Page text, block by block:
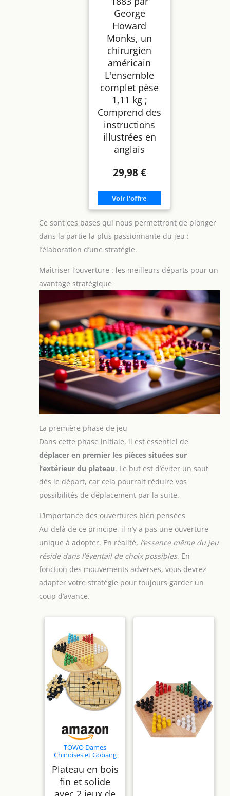
George
Howard
Monks, un
chirurgien
américain
L'ensemble
complet pèse
1,11 kg ;
Comprend des
instructions
illustrées en
anglais
29,98 €
Ce sont ces bases qui nous permettront de plonger
dans la partie la plus passionnante du jeu :
l’élaboration d’une stratégie.
Maîtriser l’ouverture : les meilleurs départs pour un
avantage stratégique
La première phase de jeu
Dans cette phase initiale, il est essentiel de
déplacer en premier les pièces situées sur
l’extérieur du plateau. Le but est d’éviter un saut
dès le départ, car cela pourrait réduire vos
possibilités de déplacement par la suite.
L’importance des ouvertures bien pensées
Au-delà de ce principe, il n’y a pas une ouverture
unique à adopter. En réalité, l’essence même du jeu
réside dans l’éventail de choix possibles. En
fonction des mouvements adverses, vous devrez
adapter votre stratégie pour toujours garder un
coup d’avance.
TOWO Dames
Chinoises et Gobang
2-en-1
Plateau en bois
fin et solide